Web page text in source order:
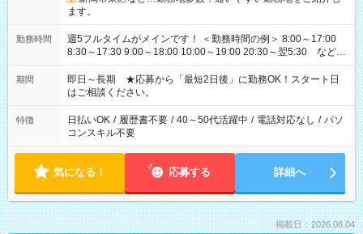
ます。
勤務時間
週5フルタイムがメインです！ ＜勤務時間の例＞ 8:00～17:00
8:30～17:30 9:00～18:00 10:00～19:00 20:30～翌5:30 など ★
その他にも勤務時間多数！ 日勤のみ、残業なし、交替制など
ご希望を教えてください！
期間
即日～長期 ★応募から「最短2日後」に勤務OK！スタート日
はご相談ください。
特徴 日払いOK / 履歴書不要 / 40～50代活躍中 / 電話対応なし / パソ
コンスキル不要
気になる！ 応募する 詳細へ
掲載日：2026.08.04